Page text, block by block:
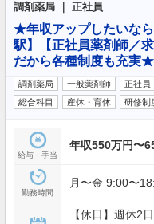
調剤薬局 ｜ 正社員
★年収アップしたいな
駅】【正社員薬剤師／
だから各種制度も充実★
調剤薬局 一般薬剤師 正社員
総合科目
産休・育休 研修制
給与・手当
年収550万円〜
勤務時間
月〜金 9:00〜
【休日】週休